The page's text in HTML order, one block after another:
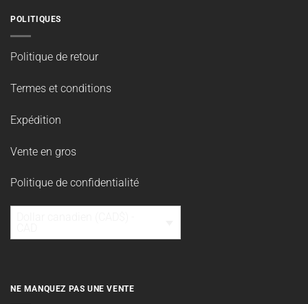
POLITIQUES
Politique de retour
Termes et conditions
Expédition
Vente en gros
Politique de confidentialité
NE MANQUEZ PAS UNE VENTE